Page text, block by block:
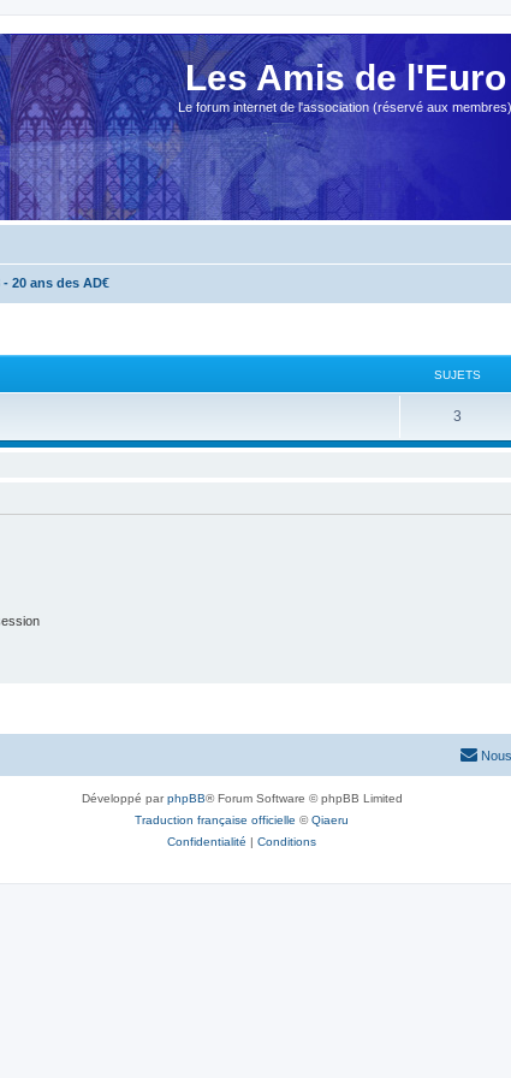
Les Amis de l'Euro
Le forum internet de l'association (réservé aux membres)
- 20 ans des AD€
SUJETS
3
Développé parphpBB® Forum Software © phpBB Limited
Traduction française officielle ©Qiaeru
Confidentialité | Conditions